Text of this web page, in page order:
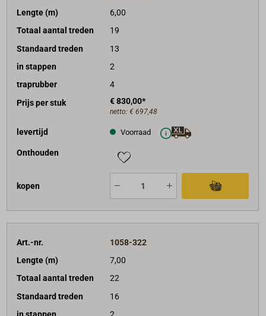
Lengte (m)
6,00
Totaal aantal treden
19
Standaard treden
13
in stappen
2
traprubber
4
Prijs per stuk
€ 830,00*
netto: € 697,48
levertijd Voorraad
Onthouden
kopen
Art.-nr.
1058-322
Lengte (m)
7,00
Totaal aantal treden
22
Standaard treden
16